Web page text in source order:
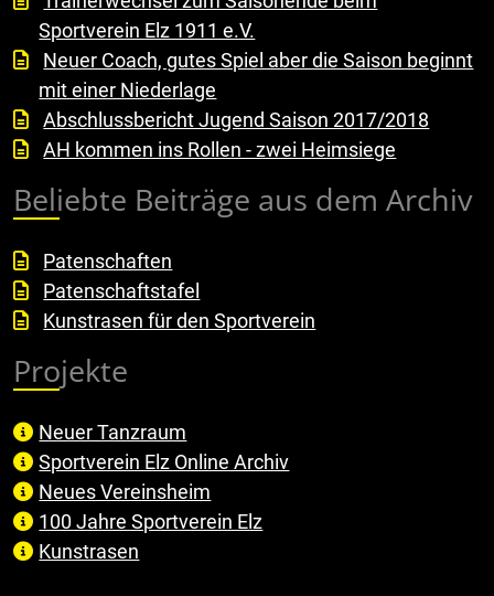
Sportverein Elz 1911 e.V.
Neuer Coach, gutes Spiel aber die Saison beginnt
mit einer Niederlage
Abschlussbericht Jugend Saison 2017/2018
AH kommen ins Rollen - zwei Heimsiege
Beliebte Beiträge aus dem Archiv
Patenschaften
Patenschaftstafel
Kunstrasen für den Sportverein
Projekte
Neuer Tanzraum
Sportverein Elz Online Archiv
Neues Vereinsheim
100 Jahre Sportverein Elz
Kunstrasen